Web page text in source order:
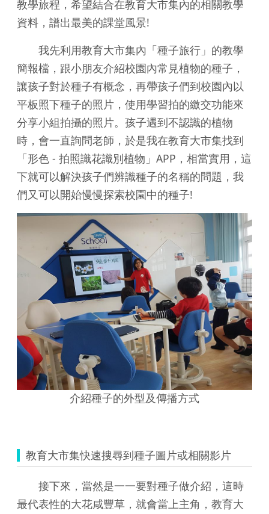
教學旅程，希望結合在教育大市集內的相關教學
資料，譜出最美的課堂風景!
我先利用教育大市集內「種子旅行」的教學
簡報檔，跟小朋友介紹校園內常見植物的種子，
讓孩子對於種子有概念，再帶孩子們到校園內以
平板照下種子的照片，使用學習拍的繳交功能來
分享小組拍攝的照片。孩子遇到不認識的植物
時，會一直詢問老師，於是我在教育大市集找到
「形色 - 拍照識花識別植物」APP，相當實用，這
下就可以解決孩子們辨識種子的名稱的問題，我
們又可以開始慢慢探索校園中的種子!
介紹種子的外型及傳播方式
教育大市集快速搜尋到種子圖片或相關影片
接下來，當然是一一要對種子做介紹，這時
最代表性的大花咸豐草，就會當上主角，教育大